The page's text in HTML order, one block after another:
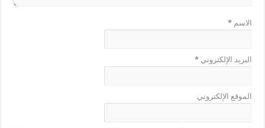
الاسم*
البريد الإلكتروني*
الموقع الإلكتروني